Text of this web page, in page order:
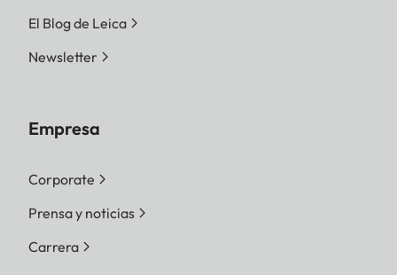
El Blog de Leica
Newsletter
Empresa
Corporate
Prensa y noticias
Carrera